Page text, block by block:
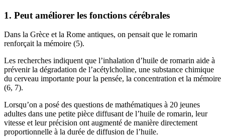
1. Peut améliorer les fonctions cérébrales
Dans la Grèce et la Rome antiques, on pensait que le romarin
renforçait la mémoire (5).
Les recherches indiquent que l’inhalation d’huile de romarin aide à
prévenir la dégradation de l’acétylcholine, une substance chimique
du cerveau importante pour la pensée, la concentration et la mémoire
(6, 7).
Lorsqu’on a posé des questions de mathématiques à 20 jeunes
adultes dans une petite pièce diffusant de l’huile de romarin, leur
vitesse et leur précision ont augmenté de manière directement
proportionnelle à la durée de diffusion de l’huile.